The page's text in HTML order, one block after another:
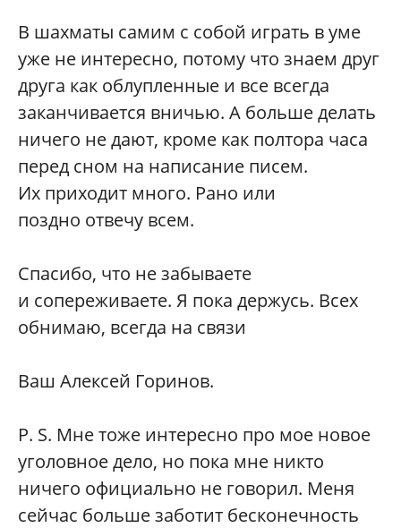
В шахматы самим с собой играть в уме
уже не интересно, потому что знаем друг
друга как облупленные и все всегда
заканчивается вничью. А больше делать
ничего не дают, кроме как полтора часа
перед сном на написание писем.
Их приходит много. Рано или
поздно отвечу всем.
Спасибо, что не забываете
и сопереживаете. Я пока держусь. Всех
обнимаю, всегда на связи
Ваш Алексей Горинов.
P. S. Мне тоже интересно про мое новое
уголовное дело, но пока мне никто
ничего официально не говорил. Меня
сейчас больше заботит бесконечность